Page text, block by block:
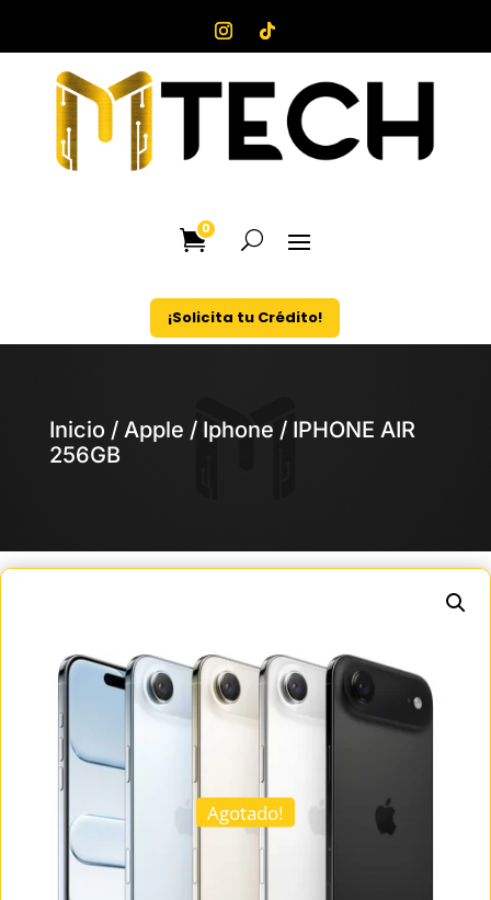
0
¡Solicita tu Crédito!
Inicio/ Apple / Iphone / IPHONE AIR
256GB
Agotado!